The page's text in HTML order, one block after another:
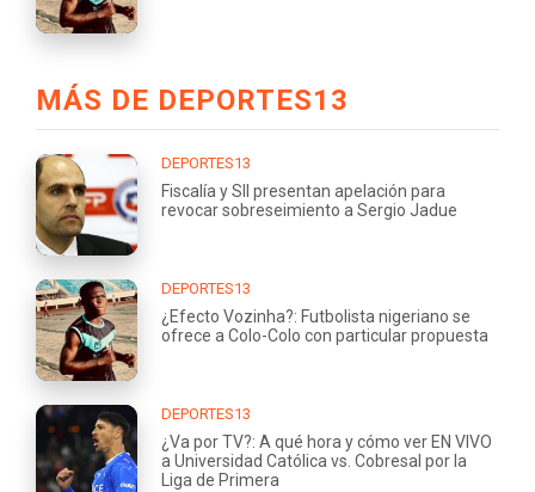
MÁS DE DEPORTES13
DEPORTES13
Fiscalía y SII presentan apelación para
revocar sobreseimiento a Sergio Jadue
DEPORTES13
¿Efecto Vozinha?: Futbolista nigeriano se
ofrece a Colo-Colo con particular propuesta
DEPORTES13
¿Va por TV?: A qué hora y cómo ver EN VIVO
a Universidad Católica vs. Cobresal por la
Liga de Primera